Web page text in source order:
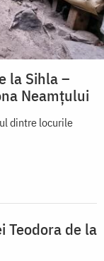
la Sihla –
Neamțului
dintre locurile
Teodora de la